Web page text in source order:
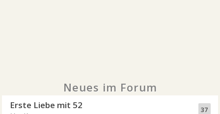
Neues im Forum
37
Erste Liebe mit 52